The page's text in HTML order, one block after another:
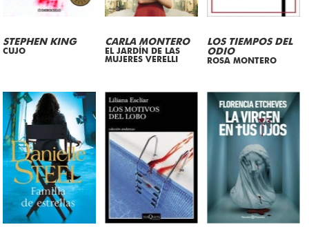
STEPHEN KING
CUJO
CARLA MONTERO
EL JARDÍN DE LAS
MUJERES VERELLI
LOS TIEMPOS DEL
ODIO
ROSA MONTERO